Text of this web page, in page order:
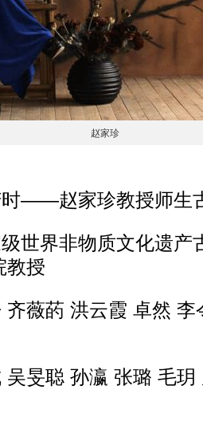
赵家珍
——赵家珍教授师生
界非物质文化遗产
教授
薇菂 洪云霞 卓然 李
旻聪 孙瀛 张璐 毛玥